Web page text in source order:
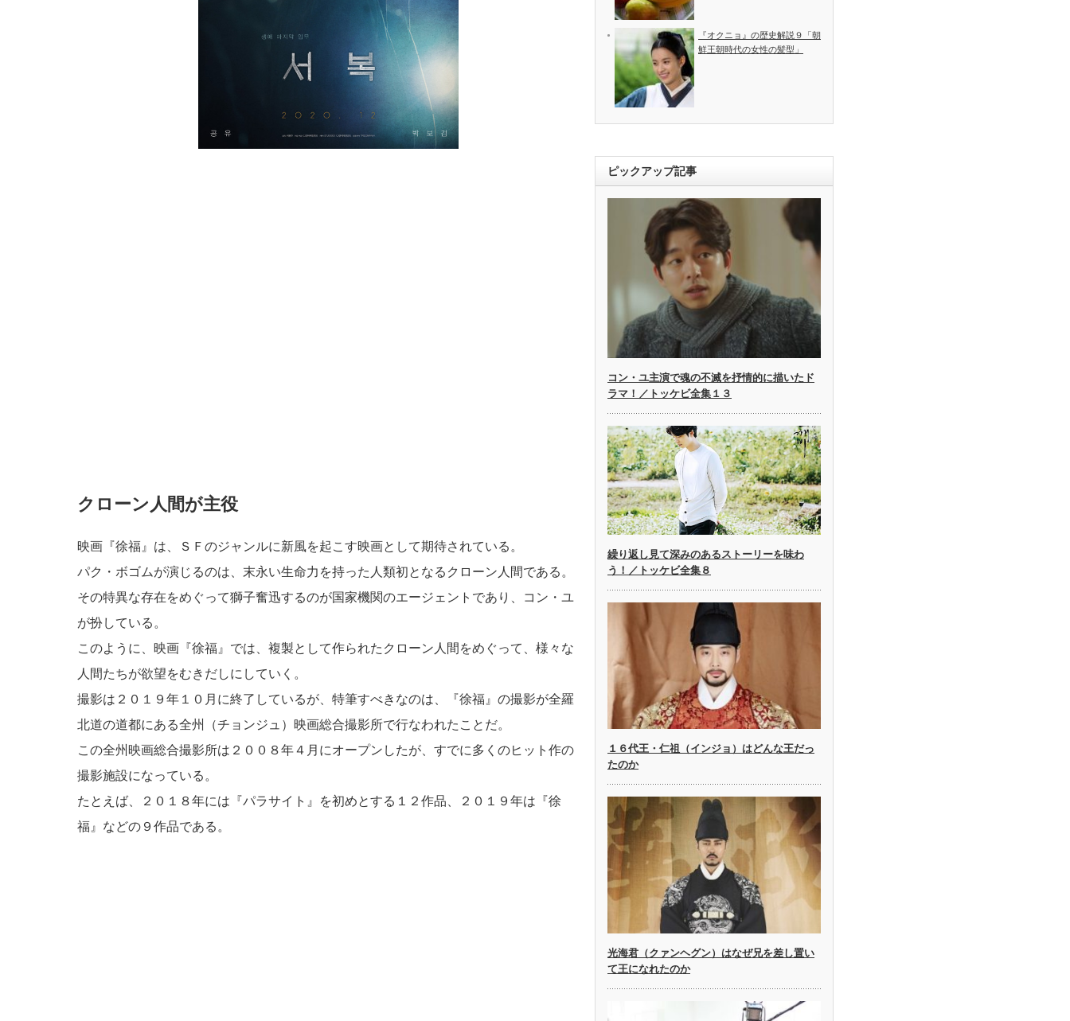
クローン人間が主役
映画『徐福』は、ＳＦのジャンルに新風を起こす映画として期待されている。
パク・ボゴムが演じるのは、末永い生命力を持った人類初となるクローン人間である。
その特異な存在をめぐって獅子奮迅するのが国家機関のエージェントであり、コン・ユ
が扮している。
このように、映画『徐福』では、複製として作られたクローン人間をめぐって、様々な
人間たちが欲望をむきだしにしていく。
撮影は２０１９年１０月に終了しているが、特筆すべきなのは、『徐福』の撮影が全羅
北道の道都にある全州（チョンジュ）映画総合撮影所で行なわれたことだ。
この全州映画総合撮影所は２００８年４月にオープンしたが、すでに多くのヒット作の
撮影施設になっている。
たとえば、２０１８年には『パラサイト』を初めとする１２作品、２０１９年は『徐
福』などの９作品である。
『オクニョ』の歴史解説９「朝
鮮王朝時代の女性の髪型」
ピックアップ記事
コン・ユ主演で魂の不滅を抒情的に描いたド
ラマ！／トッケビ全集１３
繰り返し見て深みのあるストーリーを味わ
う！／トッケビ全集８
１６代王・仁祖（インジョ）はどんな王だっ
たのか
光海君（クァンヘグン）はなぜ兄を差し置い
て王になれたのか